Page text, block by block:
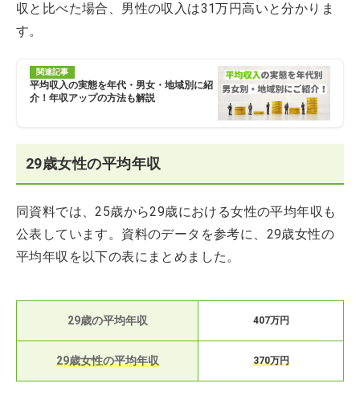
収と比べた場合、男性の収入は31万円高いと分かりま
す。
関連記事
平均収入の実態を年代・男女・地域別に紹
介！年収アップの方法も解説
29歳女性の平均年収
同資料では、25歳から29歳における女性の平均年収も
公表しています。資料のデータを参考に、29歳女性の
平均年収を以下の表にまとめました。
29歳の平均年収 407万円
29歳女性の平均年収 370万円